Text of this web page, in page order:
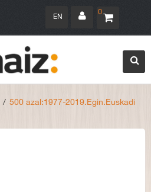
0
EN
> 500 azal:1977-2019.Egin.Euskadi